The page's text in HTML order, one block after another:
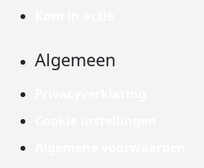
Algemeen